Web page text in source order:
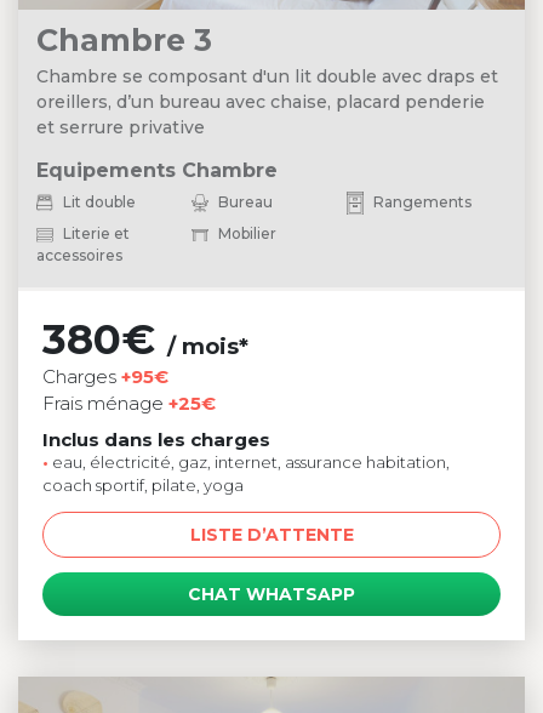
Chambre 3
Chambre se composant d'un lit double avec draps et
oreillers, d’un bureau avec chaise, placard penderie
et serrure privative
Equipements Chambre
Lit double Bureau
Rangements
Literie et
accessoires
Mobilier
380€ / mois*
Charges +95€
Frais ménage +25€
Inclus dans les charges
• eau, électricité, gaz, internet, assurance habitation,
coach sportif, pilate, yoga
LISTE D’ATTENTE
CHAT WHATSAPP